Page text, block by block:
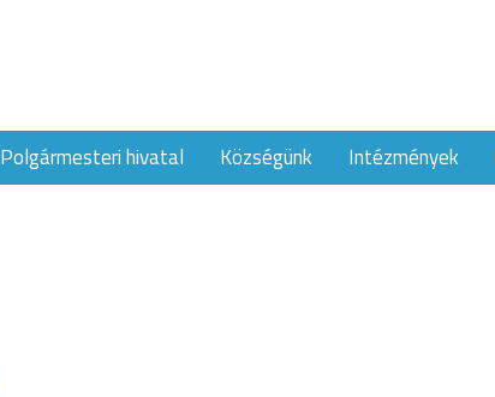
Polgármesteri hivatal Községünk Intézmények